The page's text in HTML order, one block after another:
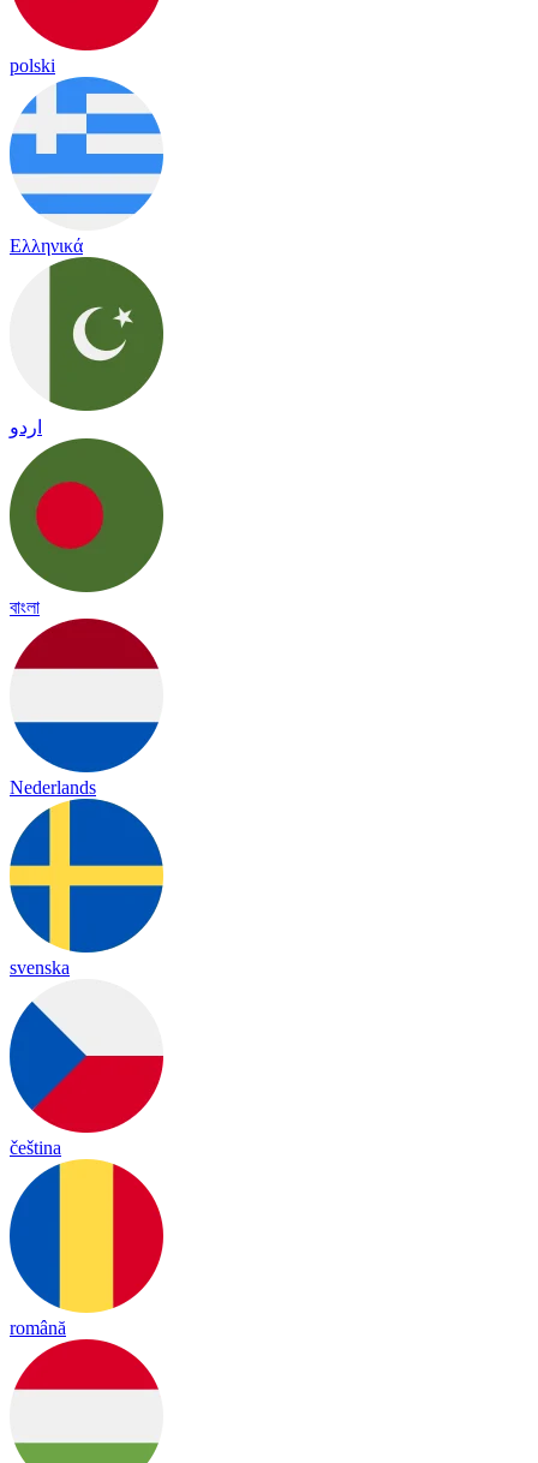
polski
Ελληνικά
اردو
বাংলা
Nederlands
svenska
čeština
română